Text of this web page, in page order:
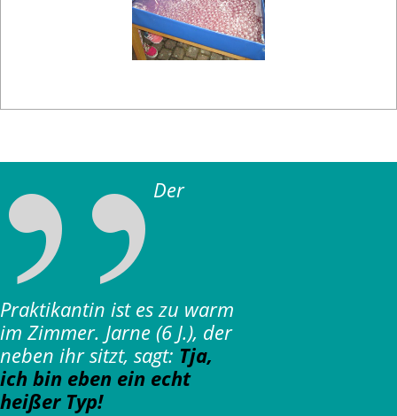
Der
Praktikantin ist es zu warm
im Zimmer. Jarne (6 J.), der
neben ihr sitzt, sagt: Tja,
ich bin eben ein echt
heißer Typ!